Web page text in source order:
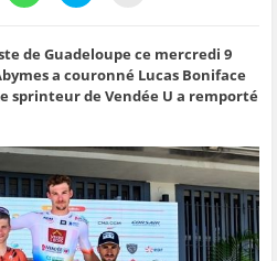
e
z
p
o
u
a
r
t
a
g
e
u
e
z
p
o
u
a
r
a
g
e
r
s
u
e
z
p
o
u
n
v
y
e
r
p
a
de Guadeloupe ce mercredi 9
a couronné Lucas Boniface
sprinteur de Vendée U a remporté